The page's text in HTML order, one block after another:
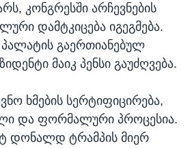
კონგრესში არჩევნების
დამტკიცება იგეგმება.
გაერთიანებულ
მაიკ პენსი გაუძღვება.
ხმების სერტიფიცირება,
და ფორმალური პროცესია.
დონალდ ტრამპის მიერ